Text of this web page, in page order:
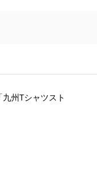
州Tシャツスト